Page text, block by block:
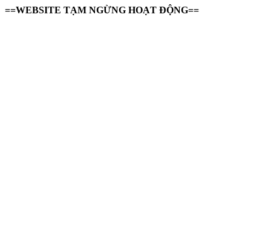
==WEBSITE TẠM NGỪNG HOẠT ĐỘNG==